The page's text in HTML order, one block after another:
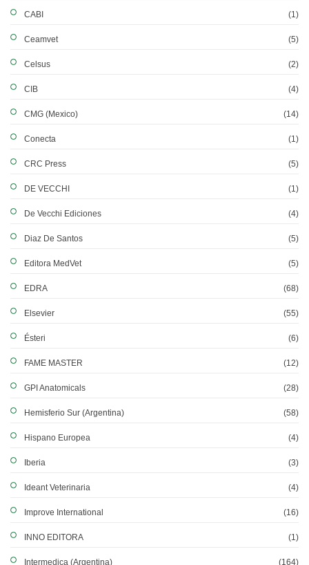
CABI (1)
Ceamvet (5)
Celsus (2)
CIB (4)
CMG (Mexico) (14)
Conecta (1)
CRC Press (5)
DE VECCHI (1)
De Vecchi Ediciones (4)
Diaz De Santos (5)
Editora MedVet (5)
EDRA (68)
Elsevier (55)
Ésteri (6)
FAME MASTER (12)
GPI Anatomicals (28)
Hemisferio Sur (Argentina) (58)
Hispano Europea (4)
Iberia (3)
Ideant Veterinaria (4)
Improve International (16)
INNO EDITORA (1)
Intermedica (Argentina) (164)